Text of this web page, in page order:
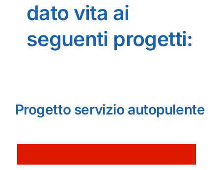
dato vita ai
seguenti progetti:
Progetto servizio autopulente